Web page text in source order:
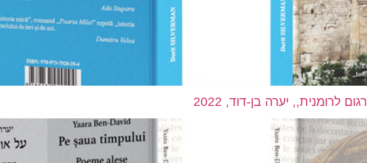
יערה בן-דוד, 2022